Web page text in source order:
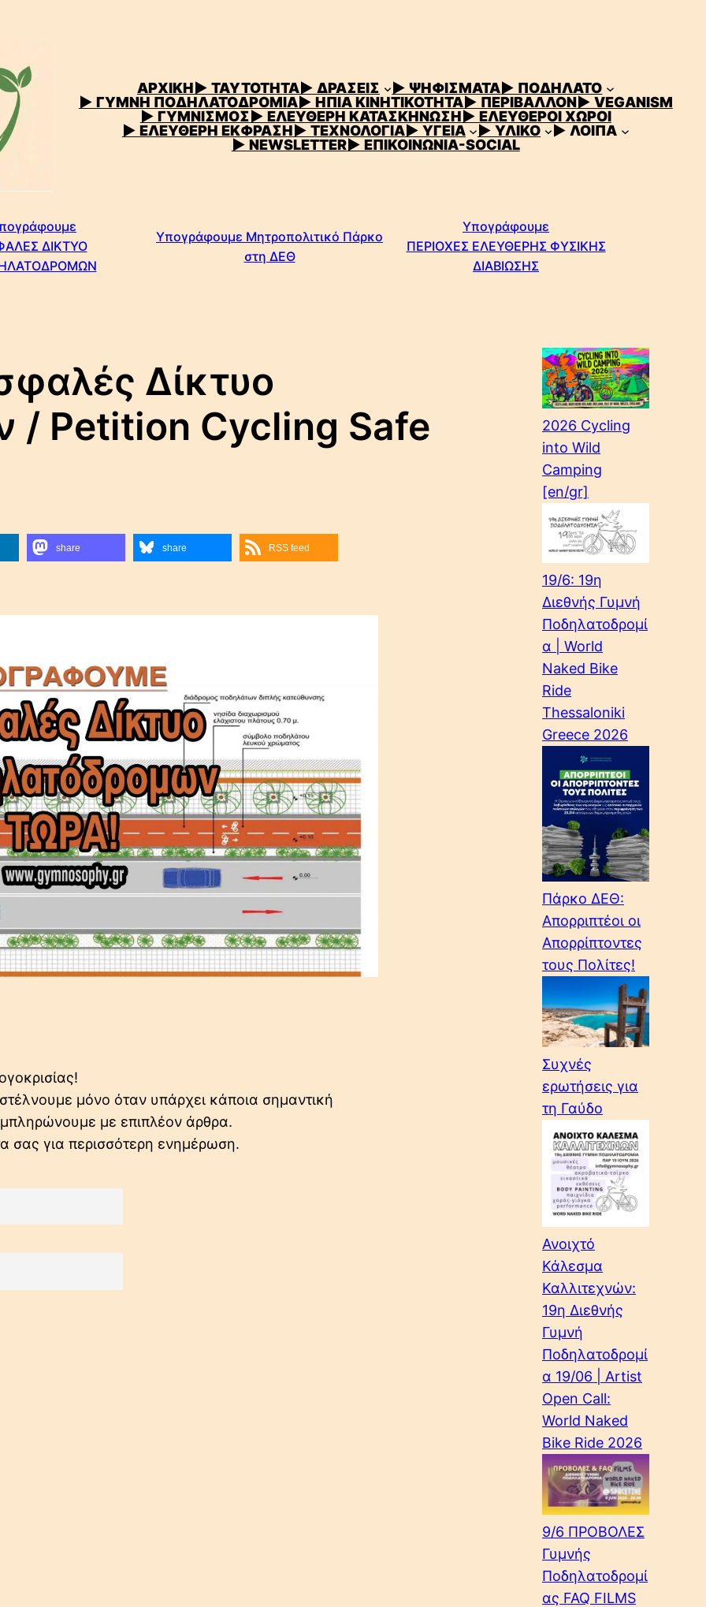
ΑΡΧΙΚΗ▶ ΤΑΥΤΟΤΗΤΑ▶ ΔΡΑΣΕΙΣ ▶ ΨΗΦΙΣΜΑΤΑ▶ ΠΟΔΗΛΑΤΟ
▶ ΓΥΜΝΗ ΠΟΔΗΛΑΤΟΔΡΟΜΙΑ▶ ΗΠΙΑ ΚΙΝΗΤΙΚΟΤΗΤΑ▶ ΠΕΡΙΒΑΛΛΟΝ▶ VEGANISM
▶ ΓΥΜΝΙΣΜΟΣ▶ ΕΛΕΥΘΕΡΗ ΚΑΤΑΣΚΗΝΩΣΗ▶ ΕΛΕΥΘΕΡΟΙ ΧΩΡΟΙ
▶ ΕΛΕΥΘΕΡΗ ΕΚΦΡΑΣΗ▶ ΤΕΧΝΟΛΟΓΙΑ▶ ΥΓΕΙΑ ▶ ΥΛΙΚΟ
▶ ΛΟΙΠΑ
▶ NEWSLETTER▶ ΕΠΙΚΟΙΝΩΝΙΑ-SOCIAL
ΔΙΚΤΥΟ
Υπογράφουμε Μητροπολιτικό Πάρκο
στη ΔΕΘ
Υπογράφουμε
ΠΕΡΙΟΧΕΣ ΕΛΕΥΘΕΡΗΣ ΦΥΣΙΚΗΣ
ΔΙΑΒΙΩΣΗΣ
Δίκτυο
/ Petition Cycling Safe
share share RSS feed
μόνο όταν υπάρχει κάποια σημαντική
με επιπλέον άρθρα.
σας για περισσότερη ενημέρωση.
2026 Cycling
into Wild
Camping
[en/gr]
19/6: 19η
Διεθνής Γυμνή
Ποδηλατοδρομί
α | World
Naked Bike
Ride
Thessaloniki
Greece 2026
Πάρκο ΔΕΘ:
Απορριπτέοι οι
Απορρίπτοντες
τους Πολίτες!
Συχνές
ερωτήσεις για
τη Γαύδο
Ανοιχτό
Κάλεσμα
Καλλιτεχνών:
19η Διεθνής
Γυμνή
Ποδηλατοδρομί
α 19/06 | Artist
Open Call:
World Naked
Bike Ride 2026
9/6 ΠΡΟΒΟΛΕΣ
Γυμνής
Ποδηλατοδρομί
ας FAQ FILMS